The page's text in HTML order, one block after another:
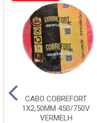
CABO COBREFORT
1X2,50MM 450/750V
VERMELH